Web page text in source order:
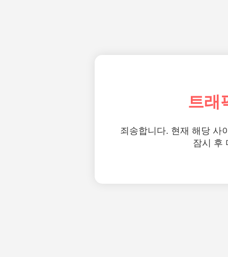
트래
죄송합니다. 현재 해당 사
잠시 후